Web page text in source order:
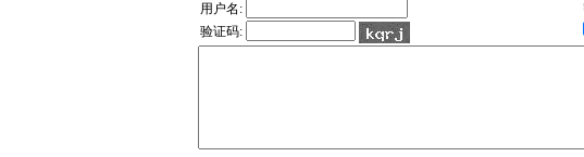
用户名:
验证码: